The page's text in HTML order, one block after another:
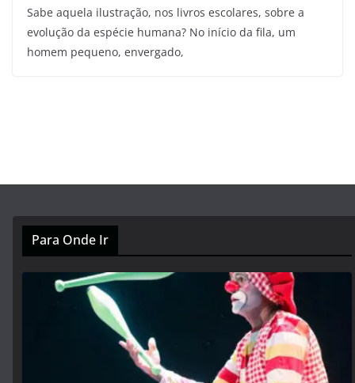
Sabe aquela ilustração, nos livros escolares, sobre a
evolução da espécie humana? No início da fila, um
homem pequeno, envergado,
Para Onde Ir